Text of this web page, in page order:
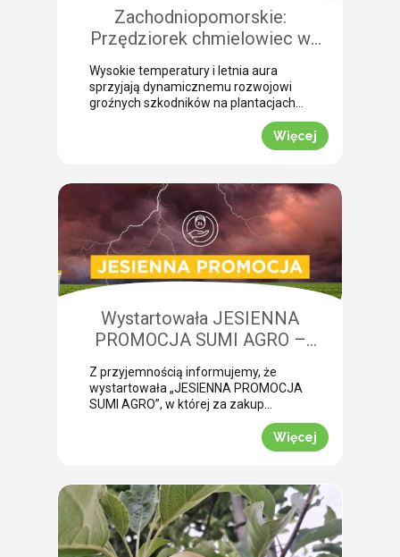
Zachodniopomorskie:
Przędziorek chmielowiec w
burakach. Jak nie pomylić go z
suszą i skutecznie zwalczyć?
(WIDEO)
Wysokie temperatury i letnia aura
sprzyjają dynamicznemu rozwojowi
groźnych szkodników na plantacjach
najbardziej podstępnych zagrożeń w
żerowanie bardzo często jest błędnie
diagnozowane jako brak wody lub
niedobory składników pokarmowych,
co opóźnia wykonanie właściwego
zabiegu. Nasza ekspertka Monika
Krzywak przeprowadziła lustrację w
powiecie gryfickim […]
Więcej
Wystartowała JESIENNA
PROMOCJA SUMI AGRO –
zyskaj natychmiastowe rabaty!
Z przyjemnością informujemy, że
wystartowała „JESIENNA PROMOCJA
SUMI AGRO”, w której za zakup
uzyskać atrakcyjny rabat! Promocja
trwa od 1 lipca do 30 września 2026
prosty sposób obniżyć koszty
jesiennych zakupów. Wybierz swój
pakiet i odbierz rabat Mechanizm
promocji jest niezwykle prosty.
Wystarczy kupić jeden z […]
Więcej